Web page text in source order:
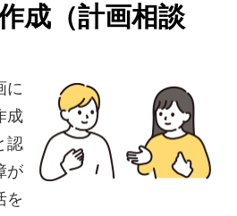
成（計画相談
に
成
認
が
を